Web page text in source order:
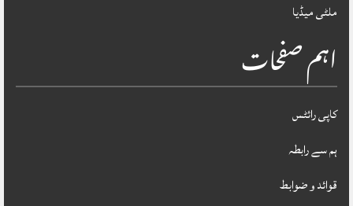
ملٹی میڈیا
اہم صفحات
کاپی رائٹس
ہم سے رابطہ
قوائد و ضوابط